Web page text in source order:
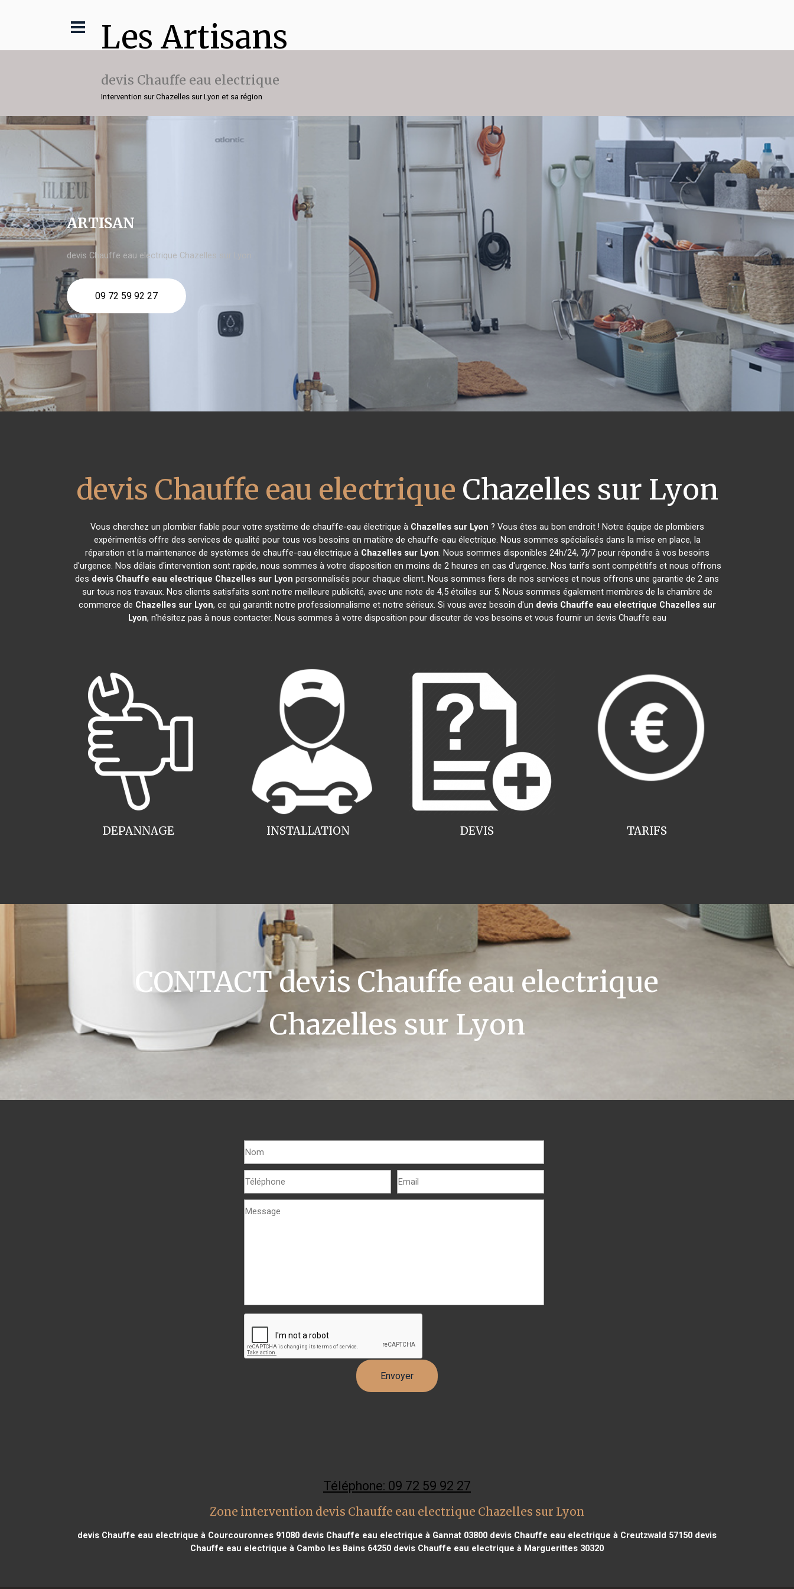
Les Artisans
devis Chauffe eau electrique
Intervention sur Chazelles sur Lyon et sa région
ARTISAN
devis Chauffe eau electrique Chazelles sur Lyon
09 72 59 92 27
devis Chauffe eau electrique Chazelles sur Lyon
Vous cherchez un plombier fiable pour votre système de chauffe-eau électrique à Chazelles sur Lyon ? Vous êtes au bon endroit ! Notre équipe de plombiers
expérimentés offre des services de qualité pour tous vos besoins en matière de chauffe-eau électrique. Nous sommes spécialisés dans la mise en place, la
réparation et la maintenance de systèmes de chauffe-eau électrique à Chazelles sur Lyon. Nous sommes disponibles 24h/24, 7j/7 pour répondre à vos besoins
d'urgence. Nos délais d'intervention sont rapide, nous sommes à votre disposition en moins de 2 heures en cas d'urgence. Nos tarifs sont compétitifs et nous offrons
des devis Chauffe eau electrique Chazelles sur Lyon personnalisés pour chaque client. Nous sommes fiers de nos services et nous offrons une garantie de 2 ans
sur tous nos travaux. Nos clients satisfaits sont notre meilleure publicité, avec une note de 4,5 étoiles sur 5. Nous sommes également membres de la chambre de
commerce de Chazelles sur Lyon, ce qui garantit notre professionnalisme et notre sérieux. Si vous avez besoin d'un devis Chauffe eau electrique Chazelles sur
Lyon, n'hésitez pas à nous contacter. Nous sommes à votre disposition pour discuter de vos besoins et vous fournir un devis Chauffe eau
INSTALLATION
DEPANNAGE TARIFS
DEVIS
CONTACT devis Chauffe eau electrique
Chazelles sur Lyon
Téléphone: 09 72 59 92 27
Zone intervention devis Chauffe eau electrique Chazelles sur Lyon
devis Chauffe eau electrique à Courcouronnes 91080 devis Chauffe eau electrique à Gannat 03800 devis Chauffe eau electrique à Creutzwald 57150 devis
Chauffe eau electrique à Cambo les Bains 64250 devis Chauffe eau electrique à Marguerittes 30320